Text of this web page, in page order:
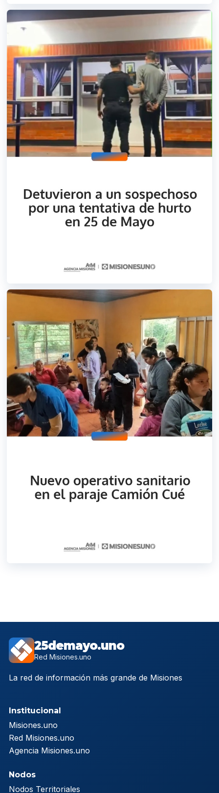
25demayo.uno
Red Misiones.uno
La red de información más grande de Misiones
Institucional
Misiones.uno
Red Misiones.uno
Agencia Misiones.uno
Nodos
Nodos Territoriales